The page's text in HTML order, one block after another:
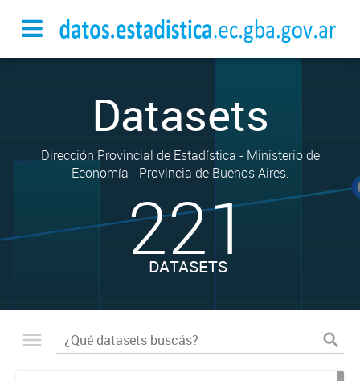
Datasets
Dirección Provincial de Estadística - Ministerio de
Economía - Provincia de Buenos Aires.
221
DATASETS